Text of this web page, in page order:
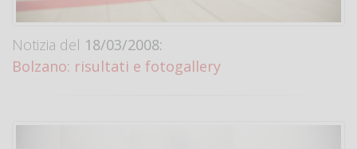
Notizia del 18/03/2008:
Bolzano: risultati e fotogallery